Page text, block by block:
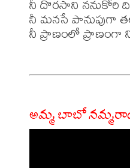
నీ మనసే పానుపుగా
నీ ప్రాణంలో ప్రాణంగా
అమ్మ బాబో